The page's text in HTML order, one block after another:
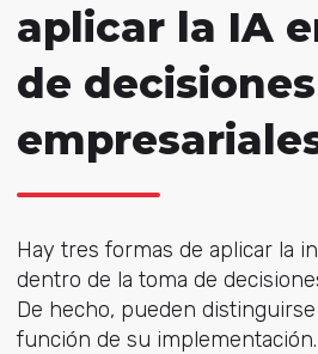
aplicar la IA
de decisiones
Hay tres formas de aplicar la
dentro de la toma de
De hecho, pueden
función de su